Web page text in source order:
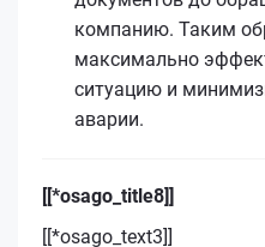
компанию. Таким
максимально
ситуацию и
аварии.
[[*osago_title8]]
[[*osago_text3]]